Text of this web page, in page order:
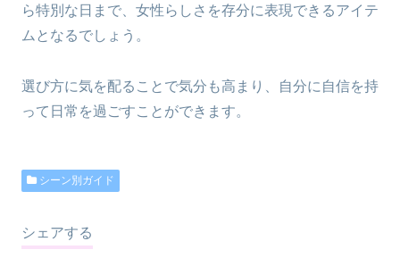
ら特別な日まで、女性らしさを存分に表現できるアイテ
ムとなるでしょう。
選び方に気を配ることで気分も高まり、自分に自信を持
って日常を過ごすことができます。
シーン別ガイド
シェアする